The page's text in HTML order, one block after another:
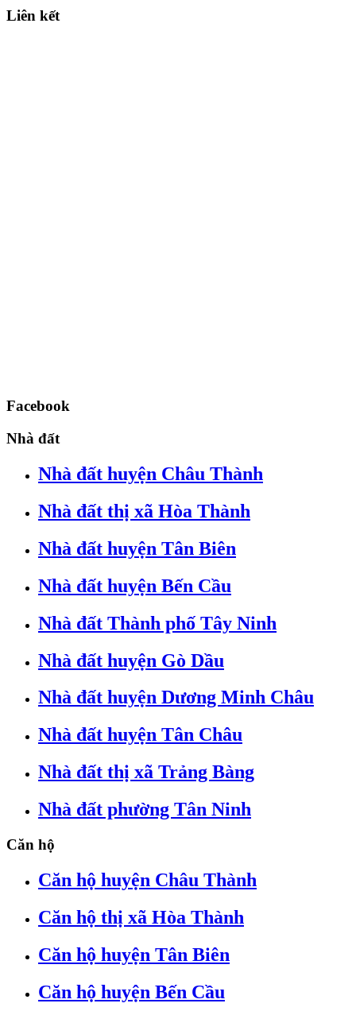
Liên kết
Facebook
Nhà đất
Nhà đất huyện Châu Thành
Nhà đất thị xã Hòa Thành
Nhà đất huyện Tân Biên
Nhà đất huyện Bến Cầu
Nhà đất Thành phố Tây Ninh
Nhà đất huyện Gò Dầu
Nhà đất huyện Dương Minh Châu
Nhà đất huyện Tân Châu
Nhà đất thị xã Trảng Bàng
Nhà đất phường Tân Ninh
Căn hộ
Căn hộ huyện Châu Thành
Căn hộ thị xã Hòa Thành
Căn hộ huyện Tân Biên
Căn hộ huyện Bến Cầu